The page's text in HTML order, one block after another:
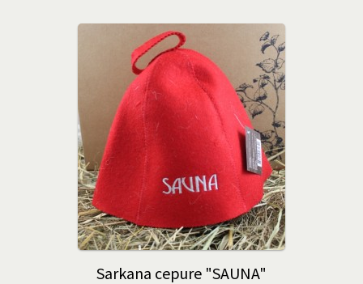
Sarkana cepure "SAUNA"